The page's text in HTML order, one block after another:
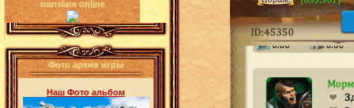
translate online
Фото архив игры
Наш Фото альбом